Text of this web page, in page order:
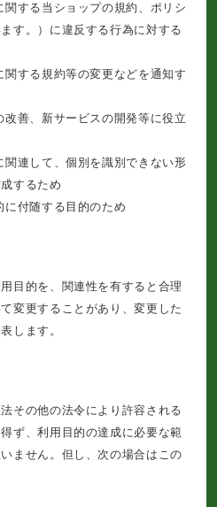
関する当ショップの規約、ポリシ
す。）に違反する行為に対する
関する規約等の変更などを通知す
改善、新サービスの開発等に役立
関連して、個別を識別できない形
するため
に付随する目的のため
目的を、関連性を有すると合理
変更することがあり、変更した
します。
その他の法令により許容される
ず、利用目的の達成に必要な範
ません。但し、次の場合はこの